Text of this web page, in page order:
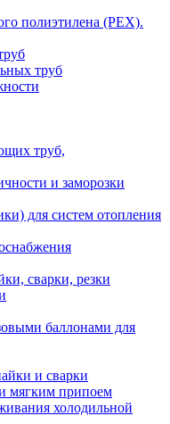
полиэтилена (PEX).
труб
труб,
и заморозки
для систем отопления
сварки, резки
баллонами для
и сварки
мягким припоем
холодильной